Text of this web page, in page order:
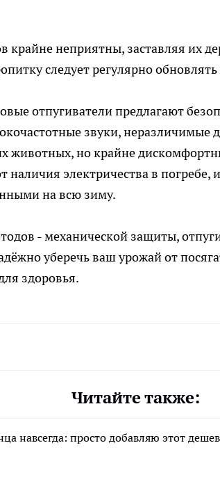
крайне неприятны, заставляя их
следует регулярно обновлять
отпугиватели предлагают
звуки, неразличимые
животных, но крайне
наличия электричества в
на всю зиму.
- механической защиты,
уберечь ваш урожай от
здоровья.
Читайте также:
навсегда: просто добавляю этот